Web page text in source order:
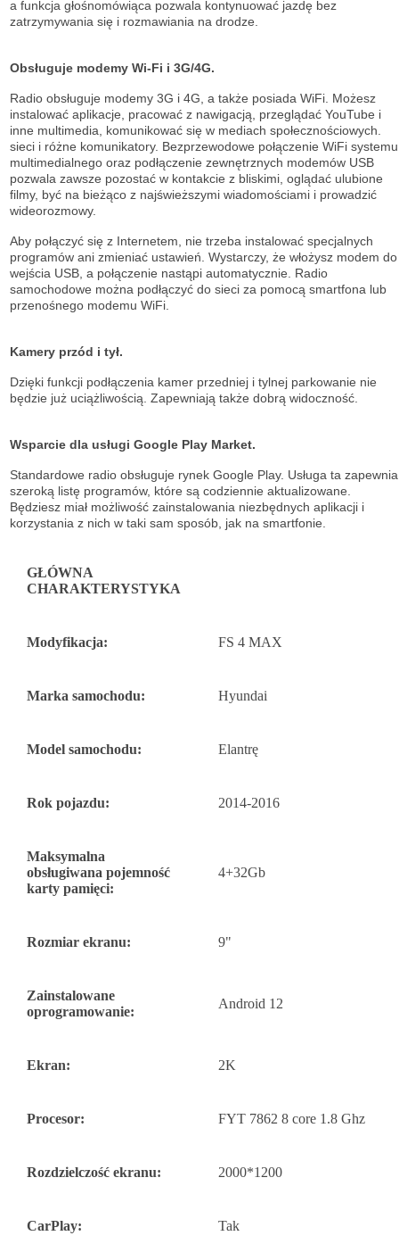
a funkcja głośnomówiąca pozwala kontynuować jazdę bez
zatrzymywania się i rozmawiania na drodze.
Obsługuje modemy Wi-Fi i 3G/4G.
Radio obsługuje modemy 3G i 4G, a także posiada WiFi. Możesz
instalować aplikacje, pracować z nawigacją, przeglądać YouTube i
inne multimedia, komunikować się w mediach społecznościowych.
sieci i różne komunikatory. Bezprzewodowe połączenie WiFi systemu
multimedialnego oraz podłączenie zewnętrznych modemów USB
pozwala zawsze pozostać w kontakcie z bliskimi, oglądać ulubione
filmy, być na bieżąco z najświeższymi wiadomościami i prowadzić
wideorozmowy.
Aby połączyć się z Internetem, nie trzeba instalować specjalnych
programów ani zmieniać ustawień. Wystarczy, że włożysz modem do
wejścia USB, a połączenie nastąpi automatycznie. Radio
samochodowe można podłączyć do sieci za pomocą smartfona lub
przenośnego modemu WiFi.
Kamery przód i tył.
Dzięki funkcji podłączenia kamer przedniej i tylnej parkowanie nie
będzie już uciążliwością. Zapewniają także dobrą widoczność.
Wsparcie dla usługi Google Play Market.
Standardowe radio obsługuje rynek Google Play. Usługa ta zapewnia
szeroką listę programów, które są codziennie aktualizowane.
Będziesz miał możliwość zainstalowania niezbędnych aplikacji i
korzystania z nich w taki sam sposób, jak na smartfonie.
GŁÓWNA
CHARAKTERYSTYKA
Modyfikacja: FS 4 MAX
Marka samochodu: Hyundai
Model samochodu: Elantrę
Rok pojazdu: 2014-2016
Maksymalna
obsługiwana pojemność
karty pamięci:
4+32Gb
Rozmiar ekranu: 9"
Zainstalowane
oprogramowanie:
Android 12
Ekran: 2K
Procesor: FYT 7862 8 core 1.8 Ghz
Rozdzielczość ekranu: 2000*1200
CarPlay: Tak